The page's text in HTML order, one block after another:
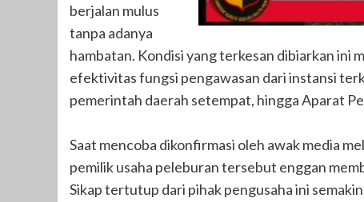
berjalan mulus
tanpa adanya
hambatan. Kondisi yang terkesan dibiarkan ini
efektivitas fungsi pengawasan dari instansi
pemerintah daerah setempat, hingga Aparat
Saat mencoba dikonfirmasi oleh awak media
pemilik usaha peleburan tersebut enggan
Sikap tertutup dari pihak pengusaha ini